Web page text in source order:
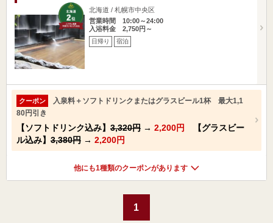
北海道 / 札幌市中央区
営業時間 10:00～24:00
入浴料金 2,750円～
日帰り 宿泊
クーポン
入泉料＋ソフトドリンクまたはグラスビール1杯 最大1,1
80円引き
【ソフトドリンク込み】 3,320円 → 2,200円
【グラスビー
ル込み】 3,380円 → 2,200円
他にも1種類のクーポンがあります
1